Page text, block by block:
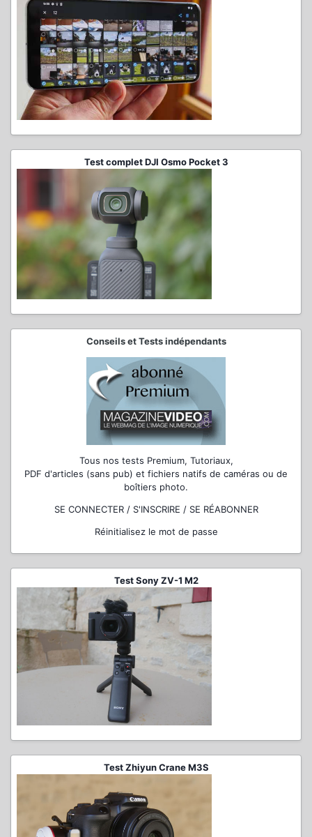
Test complet DJI Osmo Pocket 3
Conseils et Tests indépendants
Tous nos tests Premium, Tutoriaux,
PDF d'articles (sans pub) et fichiers natifs de caméras ou de
boîtiers photo.
SE CONNECTER / S'INSCRIRE / SE RÉABONNER
Réinitialisez le mot de passe
Test Sony ZV-1 M2
Test Zhiyun Crane M3S